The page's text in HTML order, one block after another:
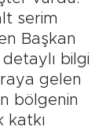
serim
Başkan
bilgi
gelen
bölgenin
katkı